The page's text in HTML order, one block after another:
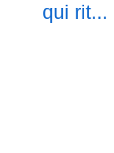
qui rit...